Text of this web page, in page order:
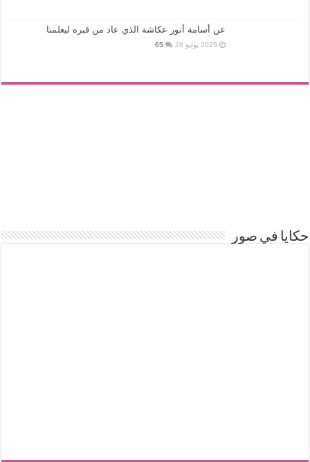
عن أسامة أنور عكاشة الذي عاد من قبره ليعلمنا
2025 يوليو 28 65
حكايا في صور